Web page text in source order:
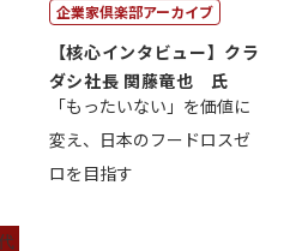
企業家倶楽部アーカイブ
【核心インタビュー】クラ
ダシ社長 関藤竜也 氏
「もったいない」を価値に
変え、日本のフードロスゼ
ロを目指す